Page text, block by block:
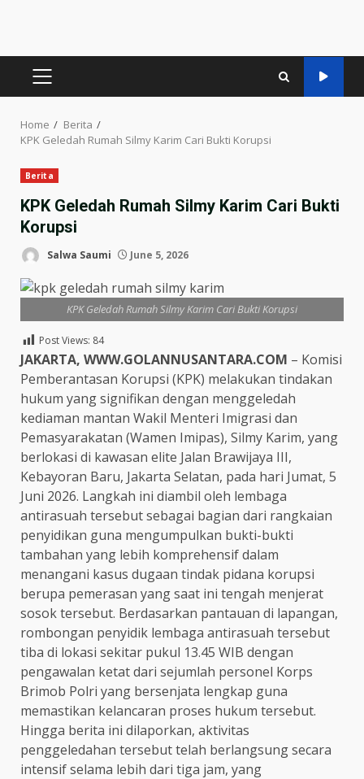
PRIMARY
Home
Berita
KPK Geledah Rumah Silmy Karim Cari Bukti Korupsi
Berita
KPK Geledah Rumah Silmy Karim Cari Bukti
Korupsi
Salwa Saumi June 5, 2026
KPK Geledah Rumah Silmy Karim Cari Bukti Korupsi
Post Views: 84
JAKARTA, WWW.GOLANNUSANTARA.COM – Komisi
Pemberantasan Korupsi (KPK) melakukan tindakan
hukum yang signifikan dengan menggeledah
kediaman mantan Wakil Menteri Imigrasi dan
Pemasyarakatan (Wamen Imipas), Silmy Karim, yang
berlokasi di kawasan elite Jalan Brawijaya III,
Kebayoran Baru, Jakarta Selatan, pada hari Jumat, 5
Juni 2026. Langkah ini diambil oleh lembaga
antirasuah tersebut sebagai bagian dari rangkaian
penyidikan guna mengumpulkan bukti-bukti
tambahan yang lebih komprehensif dalam
menangani kasus dugaan tindak pidana korupsi
berupa pemerasan yang saat ini tengah menjerat
sosok tersebut. Berdasarkan pantauan di lapangan,
rombongan penyidik lembaga antirasuah tersebut
tiba di lokasi sekitar pukul 13.45 WIB dengan
pengawalan ketat dari sejumlah personel Korps
Brimob Polri yang bersenjata lengkap guna
memastikan kelancaran proses hukum tersebut.
Hingga berita ini dilaporkan, aktivitas
penggeledahan tersebut telah berlangsung secara
intensif selama lebih dari tiga jam, yang